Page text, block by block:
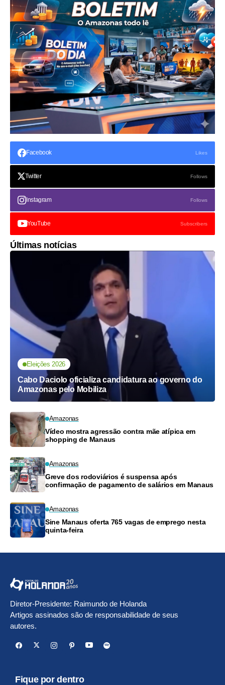
Facebook Likes
Twitter Follows
Instagram Follows
YouTube Subscribers
Últimas notícias
Eleições 2026
Cabo Daciolo oficializa candidatura ao governo do
Amazonas pelo Mobiliza
Amazonas
Vídeo mostra agressão contra mãe atípica em
shopping de Manaus
Amazonas
Greve dos rodoviários é suspensa após
confirmação de pagamento de salários em Manaus
Amazonas
Sine Manaus oferta 765 vagas de emprego nesta
quinta-feira
Diretor-Presidente: Raimundo de Holanda
Artigos assinados são de responsabilidade de seus
autores.
Fique por dentro